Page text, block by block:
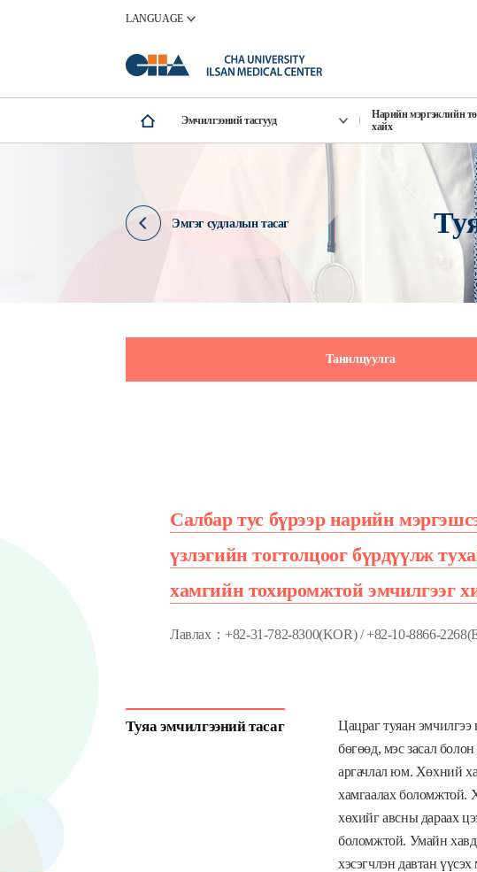
LANGUAGE
Эмчилгээний тасгууд
Нарийн мэргэжлийн
хайх
Эмгэг судлалын тасаг
Танилцуулга
Салбар тус бүрээр нарийн
үзлэгийн тогтолцоог бүрдүүлж
хамгийн тохиромжтой эмчилгээг
Лавлах：+82-31-782-8300(KOR) / +82-10-8866-
Туяа эмчилгээний тасаг
Цацраг туяан эмчилгээ
бөгөөд, мэс засал
аргачлал юм. Хөхний
хамгаалах боломжтой.
хөхийг авсны дараах
боломжтой. Умайн
хэсэгчлэн давтан